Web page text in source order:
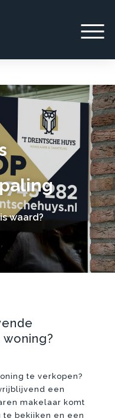
waard?
te verkopen?
een
makelaar komt
te bekijken en een